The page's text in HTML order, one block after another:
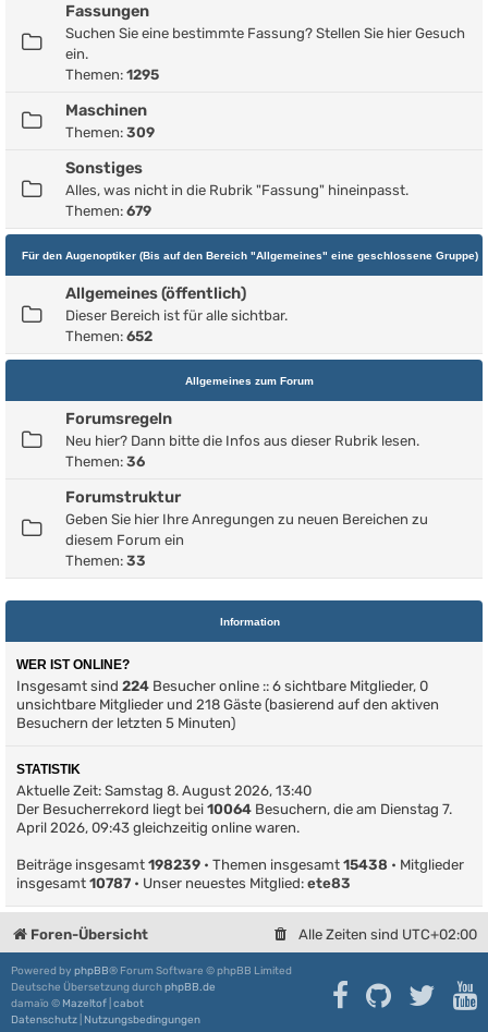
Fassungen
Suchen Sie eine bestimmte Fassung? Stellen Sie hier Gesuch
ein.
Themen: 1295
Maschinen
Themen: 309
Sonstiges
Alles, was nicht in die Rubrik "Fassung" hineinpasst.
Themen: 679
Für den Augenoptiker (Bis auf den Bereich "Allgemeines" eine geschlossene Gruppe)
Allgemeines (öffentlich)
Dieser Bereich ist für alle sichtbar.
Themen: 652
Allgemeines zum Forum
Forumsregeln
Neu hier? Dann bitte die Infos aus dieser Rubrik lesen.
Themen: 36
Forumstruktur
Geben Sie hier Ihre Anregungen zu neuen Bereichen zu
diesem Forum ein
Themen: 33
Information
WER IST ONLINE?
Insgesamt sind 224 Besucher online :: 6 sichtbare Mitglieder, 0
unsichtbare Mitglieder und 218 Gäste (basierend auf den aktiven
Besuchern der letzten 5 Minuten)
STATISTIK
Aktuelle Zeit: Samstag 8. August 2026, 13:40
Der Besucherrekord liegt bei 10064 Besuchern, die am Dienstag 7.
April 2026, 09:43 gleichzeitig online waren.
Beiträge insgesamt 198239 • Themen insgesamt 15438 • Mitglieder
insgesamt 10787 • Unser neuestes Mitglied: ete83
Foren-Übersicht Alle Zeiten sind UTC+02:00
Powered by phpBB® Forum Software © phpBB Limited
Deutsche Übersetzung durchphpBB.de
damaïo © Mazeltof cabot
Datenschutz Nutzungsbedingungen